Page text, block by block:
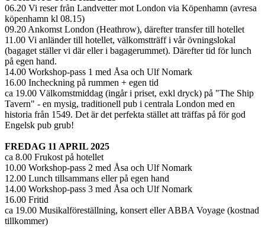
06.20 Vi reser från Landvetter mot London via Köpenhamn (avresa
köpenhamn kl 08.15)
09.20 Ankomst London (Heathrow), därefter transfer till hotellet
11.00 Vi anländer till hotellet, välkomstträff i vår övningslokal
(bagaget ställer vi där eller i bagagerummet). Därefter tid för lunch
på egen hand.
14.00 Workshop-pass 1 med Åsa och Ulf Nomark
16.00 Incheckning på rummen + egen tid
ca 19.00 Välkomstmiddag (ingår i priset, exkl dryck) på "The Ship
Tavern" - en mysig, traditionell pub i centrala London med en
historia från 1549. Det är det perfekta stället att träffas på för god
Engelsk pub grub!
FREDAG 11 APRIL 2025
ca 8.00 Frukost på hotellet
10.00 Workshop-pass 2 med Åsa och Ulf Nomark
12.00 Lunch tillsammans eller på egen hand
14.00 Workshop-pass 3 med Åsa och Ulf Nomark
16.00 Fritid
ca 19.00 Musikalföreställning, konsert eller ABBA Voyage (kostnad
tillkommer)